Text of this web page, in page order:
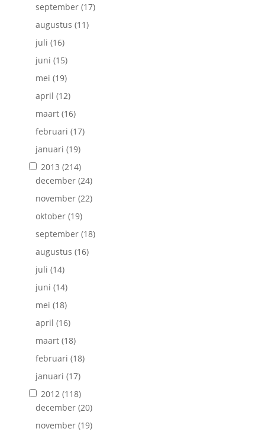
september(17)
augustus (11)
juli (16)
juni (15)
mei (19)
april (12)
maart(16)
februari (17)
januari (19)
2013 (214)
december(24)
november(22)
oktober(19)
september(18)
augustus (16)
juli (14)
juni (14)
mei (18)
april (16)
maart(18)
februari (18)
januari (17)
2012(118)
december(20)
november(19)